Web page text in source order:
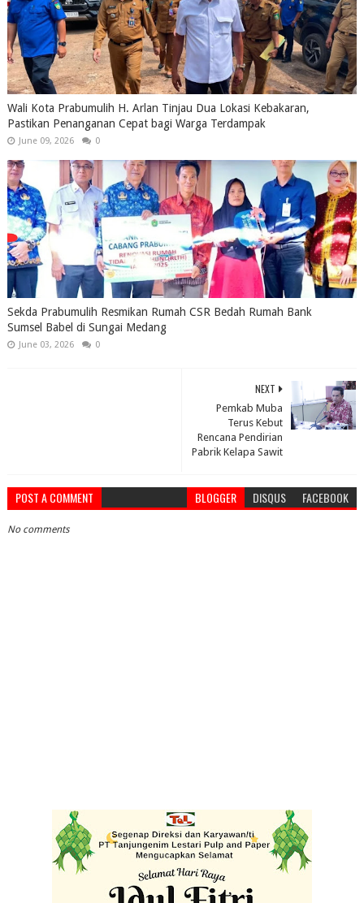
Wali Kota Prabumulih H. Arlan Tinjau Dua Lokasi Kebakaran,
Pastikan Penanganan Cepat bagi Warga Terdampak
June 09, 2026 0
Sekda Prabumulih Resmikan Rumah CSR Bedah Rumah Bank
Sumsel Babel di Sungai Medang
June 03, 2026 0
NEXT
Pemkab Muba
Terus Kebut
Rencana Pendirian
Pabrik Kelapa Sawit
POST A COMMENT BLOGGER DISQUS FACEBOOK
No comments